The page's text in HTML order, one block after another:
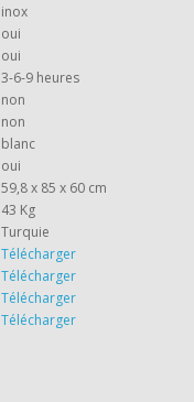
inox
oui
oui
3-6-9 heures
non
non
blanc
oui
59,8 x 85 x 60 cm
43 Kg
Turquie
Télécharger
Télécharger
Télécharger
Télécharger